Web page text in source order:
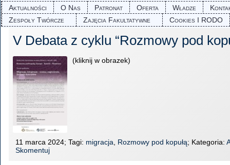
Aktualności O Nas Patronat Oferta Władze
Zespoły Twórcze
Zajęcia Fakultatywne Cookies I RODO
V Debata z cyklu “Rozmowy pod
(kliknij w obrazek)
11 marca 2024; Tagi: migracja, Rozmowy pod kopułą; Kategoria:
Skomentuj